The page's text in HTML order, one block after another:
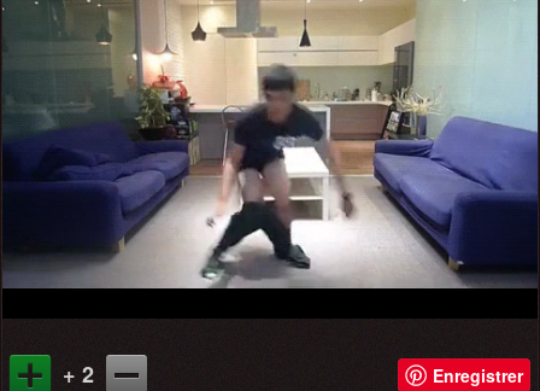
+ 2 Enregistrer